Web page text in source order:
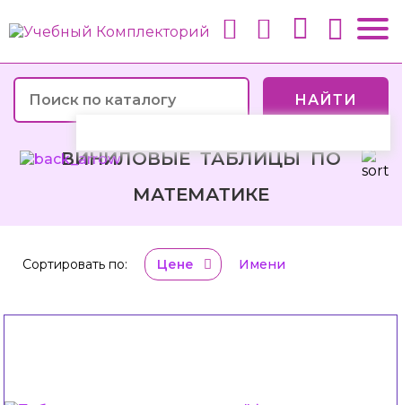
НАЙТИ
ВИНИЛОВЫЕ ТАБЛИЦЫ ПО
МАТЕМАТИКЕ
Сортировать по: Цене Имени